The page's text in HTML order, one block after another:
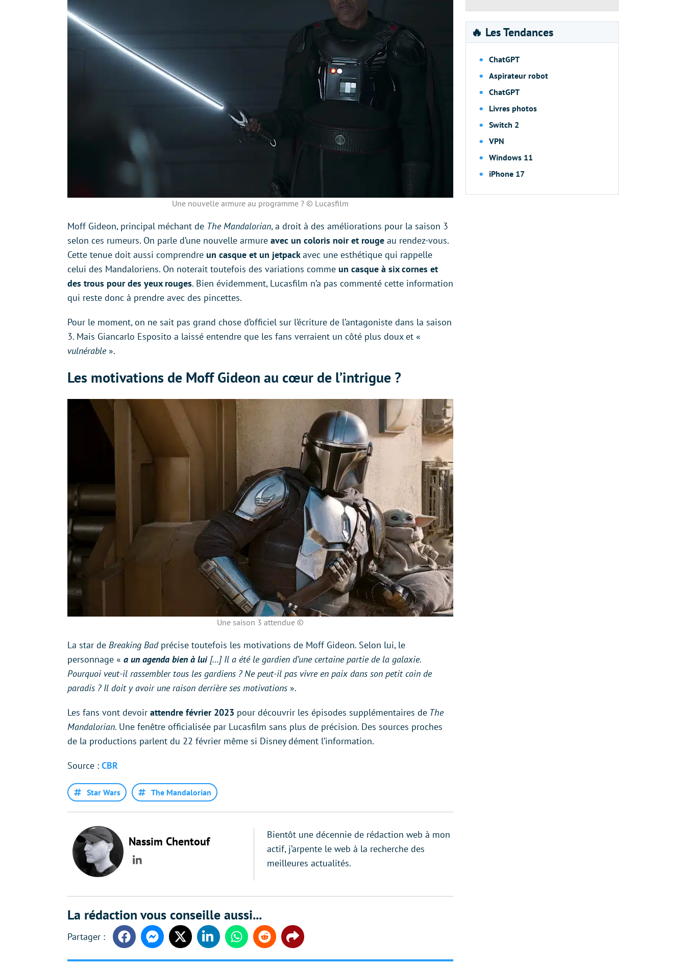
Une nouvelle armure au programme ? © Lucasfilm
Moff Gideon, principal méchant de The Mandalorian, a droit à des améliorations pour la saison 3
selon ces rumeurs. On parle d’une nouvelle armure avec un coloris noir et rouge au rendez-vous.
Cette tenue doit aussi comprendre un casque et un jetpackavec une esthétique qui rappelle
celui des Mandaloriens. On noterait toutefois des variations comme un casque à six cornes et
des trous pour des yeux rouges. Bien évidemment, Lucasfilm n’a pas commenté cette information
qui reste donc à prendre avec des pincettes.
Pour le moment, on ne sait pas grand chose d’officiel sur l’écriture de l’antagoniste dans la saison
3. Mais Giancarlo Esposito a laissé entendre que les fans verraient un côté plus doux et «
vulnérable».
Les motivations de Moff Gideon au cœur de l’intrigue ?
Une saison 3 attendue ©
La star de Breaking Badprécise toutefois les motivations de Moff Gideon. Selon lui, le
personnage « a un agenda bien à lui[…] Il a été le gardien d’une certaine partie de la galaxie.
Pourquoi veut-il rassembler tous les gardiens ? Ne peut-il pas vivre en paix dans son petit coin de
paradis ? Il doit y avoir une raison derrière ses motivations ».
Les fans vont devoir attendre février 2023 pour découvrir les épisodes supplémentaires de The
Mandalorian. Une fenêtre officialisée par Lucasfilm sans plus de précision. Des sources proches
de la productions parlent du 22 février même si Disney dément l’information.
Source : CBR
Star Wars The Mandalorian
Nassim Chentouf
LinkedIn
Bientôt une décennie de rédaction web à mon
actif, j’arpente le web à la recherche des
meilleures actualités.
La rédaction vous conseille aussi...
FacebookMessengerTwitter LinkedinWhatsappReddit Share
🔥 Les Tendances
ChatGPT
Aspirateur robot
ChatGPT
Livres photos
Switch 2
VPN
Windows 11
iPhone 17